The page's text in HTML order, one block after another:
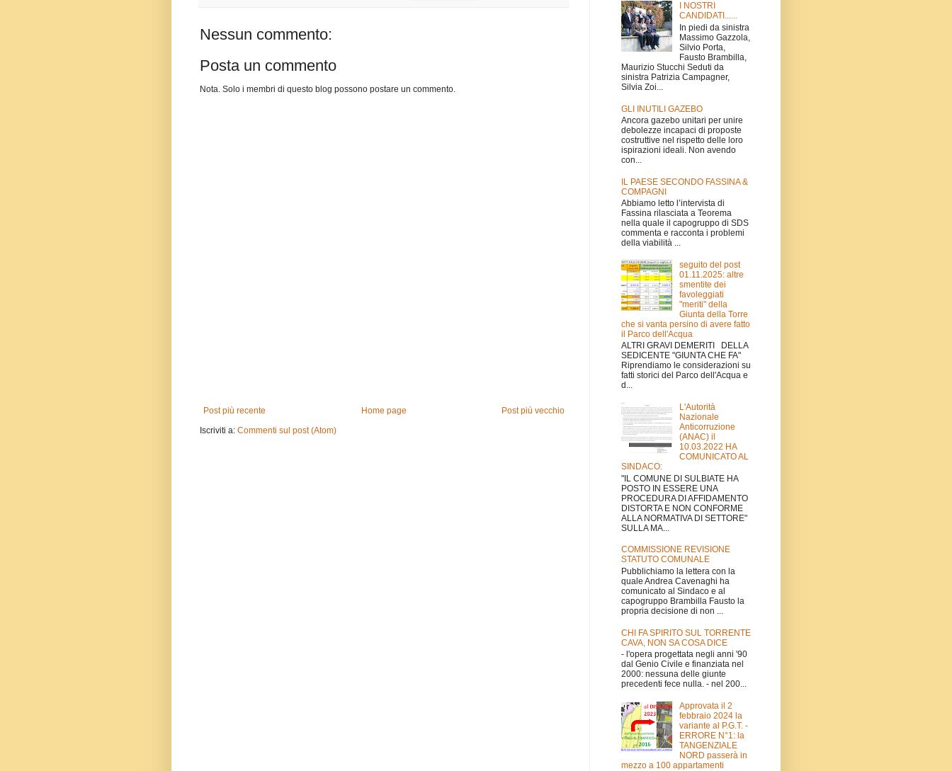
Nessun commento:
Posta un commento
Nota. Solo i membri di questo blog possono postare un commento.
Post più recente Post più vecchio
Home page
Iscriviti a: Commenti sul post (Atom)
I NOSTRI
CANDIDATI......
In piedi da sinistra
Massimo Gazzola,
Silvio Porta,
Fausto Brambilla,
Maurizio Stucchi Seduti da
sinistra Patrizia Campagner,
Silvia Zoi...
GLI INUTILI GAZEBO
Ancora gazebo unitari per unire
debolezze incapaci di proposte
costruttive nel rispetto delle loro
ispirazioni ideali. Non avendo
con...
IL PAESE SECONDO FASSINA &
COMPAGNI
Abbiamo letto l’intervista di
Fassina rilasciata a Teorema
nella quale il capogruppo di SDS
commenta e racconta i problemi
della viabilità ...
seguito del post
01.11.2025: altre
smentite dei
favoleggiati
"meriti" della
Giunta della Torre
che si vanta persino di avere fatto
il Parco dell'Acqua
ALTRI GRAVI DEMERITI DELLA
SEDICENTE "GIUNTA CHE FA"
Riprendiamo le considerazioni su
fatti storici del Parco dell'Acqua e
d...
L'Autorità
Nazionale
Anticorruzione
(ANAC) il
10.03.2022 HA
COMUNICATO AL
SINDACO:
"IL COMUNE DI SULBIATE HA
POSTO IN ESSERE UNA
PROCEDURA DI AFFIDAMENTO
DISTORTA E NON CONFORME
ALLA NORMATIVA DI SETTORE"
SULLA MA...
COMMISSIONE REVISIONE
STATUTO COMUNALE
Pubblichiamo la lettera con la
quale Andrea Cavenaghi ha
comunicato al Sindaco e al
capogruppo Brambilla Fausto la
propria decisione di non ...
CHI FA SPIRITO SUL TORRENTE
CAVA, NON SA COSA DICE
- l'opera progettata negli anni '90
dal Genio Civile e finanziata nel
2000: nessuna delle giunte
precedenti fece nulla. - nel 200...
Approvata il 2
febbraio 2024 la
variante al P.G.T. -
ERRORE N°1: la
TANGENZIALE
NORD passerà in
mezzo a 100 appartamenti